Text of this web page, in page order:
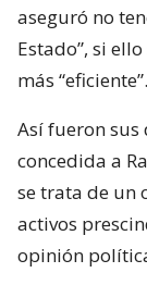
aseguró no
Estado”, si
más “eficiente”.
Así fueron sus
concedida a
se trata de un
activos
opinión